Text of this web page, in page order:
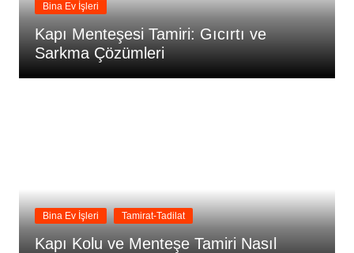
Bina Ev İşleri
Kapı Menteşesi Tamiri: Gıcırtı ve
Sarkma Çözümleri
Bina Ev İşleri Tamirat-Tadilat
Kapı Kolu ve Menteşe Tamiri Nasıl